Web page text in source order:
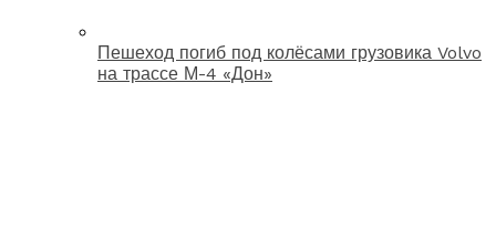
Пешеход погиб под колёсами грузовика Volvo
на трассе М-4 «Дон»